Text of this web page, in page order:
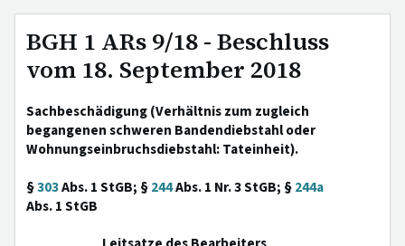
BGH 1 ARs 9/18 - Beschluss
vom 18. September 2018
Sachbeschädigung (Verhältnis zum zugleich
begangenen schweren Bandendiebstahl oder
Wohnungseinbruchsdiebstahl: Tateinheit).
§303Abs. 1 StGB; §244Abs. 1 Nr. 3 StGB; §244a
Abs. 1 StGB